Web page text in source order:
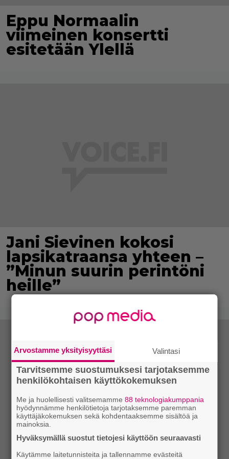
Eppu Normaalin
viimeinen konsertti
esitetään Ylellä
Jani Sievinen kokosi
lapsikatraansa yhteen –
”Minun suurin perintöni
heille”
Arvostamme yksityisyyttäsi Valintasi
Tarvitsemme suostumuksesi tarjotaksemme
henkilökohtaisen käyttökokemuksen
Me ja huolellisesti valitsemamme88 teknologiakumppania
hyödynnämme henkilötietoja tarjotaksemme paremman
käyttäjäkokemuksen sekä kohdentaaksemme sisältöä ja
mainoksia.
Hyväksymällä suostut tietojesi käyttöön seuraavasti
Käytämme laitetunnisteita ja tallennamme evästeitä